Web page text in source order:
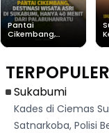
Pantai
Cikembang,
Dari
Palabuhanratu
TERPOPULER
Sukabumi
Kades di Ciemas
Satnarkoba, Polisi